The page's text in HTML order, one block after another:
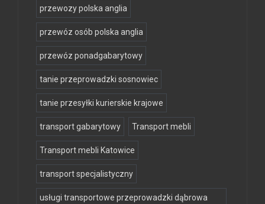
przewozy polska anglia
przewóz osób polska anglia
przewóz ponadgabarytowy
tanie przeprowadzki sosnowiec
tanie przesyłki kurierskie krajowe
transport gabarytowy Transport mebli
Transport mebli Katowice
transport specjalistyczny
usługi transportowe przeprowadzki dąbrowa